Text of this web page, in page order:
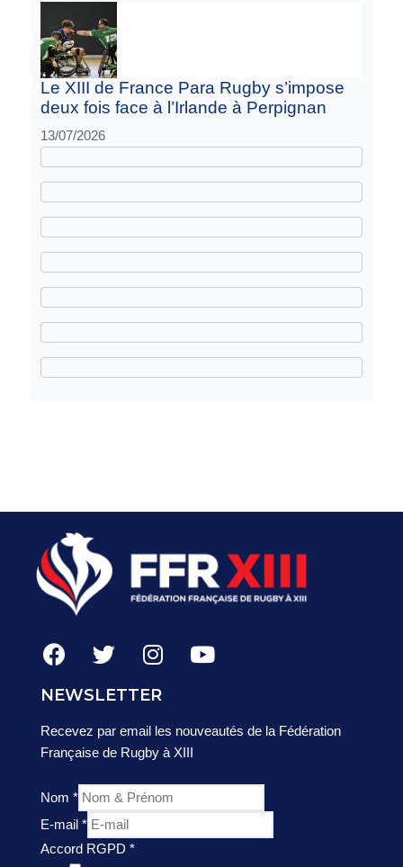
Le XIII de France Para Rugby s’impose
deux fois face à l’Irlande à Perpignan
13/07/2026
NEWSLETTER
Recevez par email les nouveautés de la Fédération
Française de Rugby à XIII
Nom *
E-mail *
Accord RGPD *